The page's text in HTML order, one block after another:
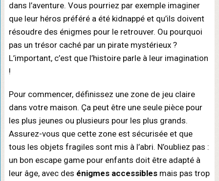
dans l’aventure. Vous pourriez par exemple imaginer
que leur héros préféré a été kidnappé et qu’ils doivent
résoudre des énigmes pour le retrouver. Ou pourquoi
pas un trésor caché par un pirate mystérieux ?
L’important, c’est que l’histoire parle à leur imagination
!
Pour commencer, définissez une zone de jeu claire
dans votre maison. Ça peut être une seule pièce pour
les plus jeunes ou plusieurs pour les plus grands.
Assurez-vous que cette zone est sécurisée et que
tous les objets fragiles sont mis à l’abri. N’oubliez pas :
un bon escape game pour enfants doit être adapté à
leur âge, avec des énigmes accessiblesmais pas trop